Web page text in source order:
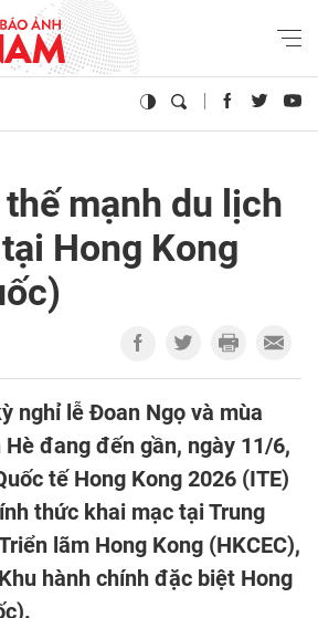
thế mạnh du lịch
Hong Kong
nghỉ lễ Đoan Ngọ và mùa
đang đến gần, ngày 11/6,
tế Hong Kong 2026 (ITE)
thức khai mạc tại Trung
lãm Hong Kong (HKCEC),
hành chính đặc biệt Hong